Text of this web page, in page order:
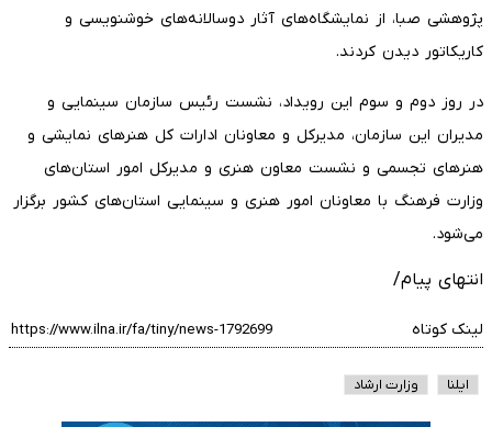
پژوهشی صبا، از نمایشگاه‌های آثار دوسالانه‌های خوشنویسی و
کاریکاتور دیدن کردند.
در روز دوم و سوم این رویداد، نشست رئیس سازمان سینمایی و
مدیران این سازمان، مدیرکل و معاونان ادارات کل هنرهای نمایشی و
هنرهای تجسمی و نشست معاون هنری و مدیرکل امور استان‌های
وزارت فرهنگ با معاونان امور هنری و سینمایی استان‌های کشور برگزار
می‌شود.
انتهای پیام/
لینک کوتاه
ایلنا وزارت ارشاد